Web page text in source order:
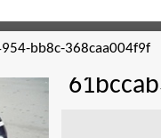
bb8c-368caa004f9f